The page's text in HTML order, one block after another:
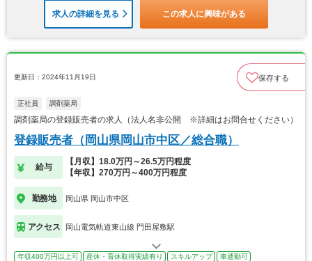
求人の詳細を見る この求人に興味がある
更新日：2024年11月19日 保存する
正社員 調剤薬局
調剤薬局の登録販売者の求人（法人名非公開 ※詳細はお問合せください）
登録販売者（岡山県岡山市中区／総合職）
給与
【月収】18.0万円～26.5万円程度
【年収】270万円～400万円程度
勤務地 岡山県 岡山市中区
アクセス 岡山電気軌道東山線 門田屋敷駅
年収400万円以上可 産休・育休取得実績有り スキルアップ
車通勤可